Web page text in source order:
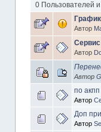
0 Пользователей
Автор
Автор
Автор
по акпп
Автор
Доп
Автор